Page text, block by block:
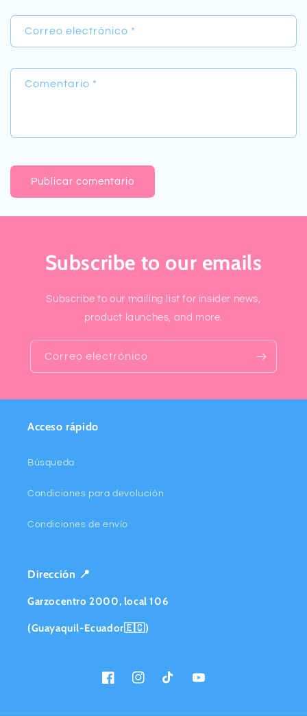
Correo electrónico *
Comentario *
Subscribe to our emails
Subscribe to our mailing list for insider news,
product launches, and more.
Correo electrónico
Acceso rápido
Búsqueda
Condiciones para devolución
Condiciones de envío
Dirección 📍
Garzocentro 2000, local 106
(Guayaquil-Ecuador🇪🇨)
FacebookInstagramTikTok YouTube